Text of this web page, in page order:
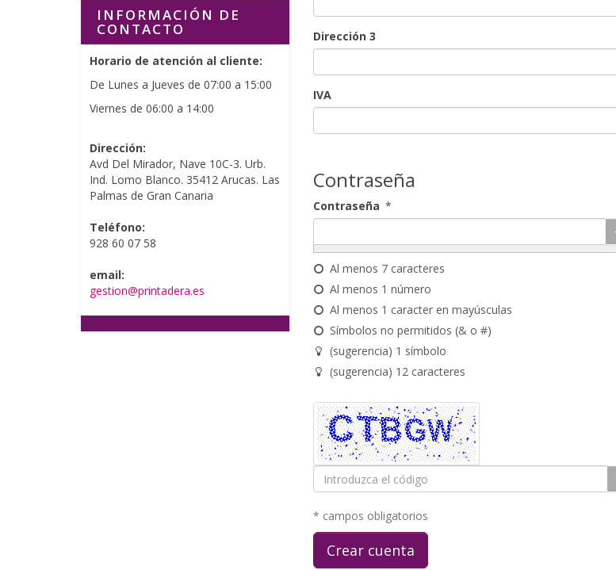
INFORMACIÓN DE
CONTACTO
Horario de atención al cliente:
De Lunes a Jueves de 07:00 a 15:00
Viernes de 06:00 a 14:00
Dirección:
Avd Del Mirador, Nave 10C-3. Urb.
Ind. Lomo Blanco. 35412 Arucas. Las
Palmas de Gran Canaria
Teléfono:
928 60 07 58
email:
gestion@printadera.es
Dirección 3
IVA
Contraseña
Contraseña *
Al menos 7 caracteres
Al menos 1 número
Al menos 1 caracter en mayúsculas
Símbolos no permitidos (& o #)
(sugerencia) 1 símbolo
(sugerencia) 12 caracteres
Introduzca
el
* campos obligatorios